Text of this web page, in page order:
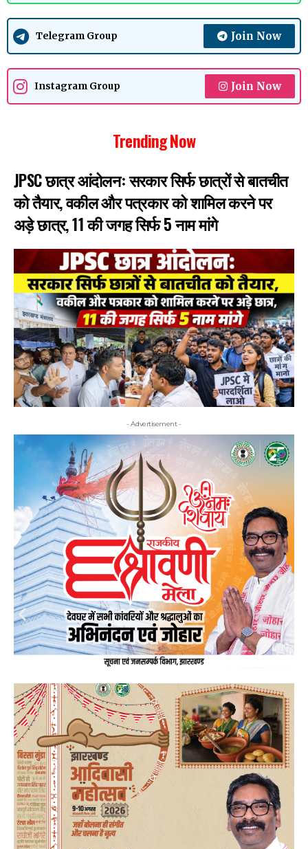
Telegram Group Join Now
Instagram Group Join Now
Trending Now
JPSC छात्र आंदोलनः सरकार सिर्फ छात्रों से बातचीत
को तैयार, वकील और पत्रकार को शामिल करने पर
अड़े छात्र, 11 की जगह सिर्फ 5 नाम मांगे
- Advertisement -